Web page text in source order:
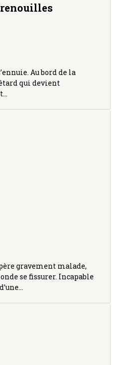
Au bord de la
qui devient
gravement malade,
se fissurer. Incapable